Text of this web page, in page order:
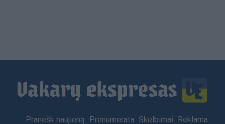
Footer
Pranešk naujieną Prenumerata Skelbimai Reklama